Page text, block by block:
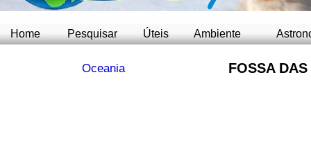
Home Pesquisar Úteis Ambiente
FOSSA
Oceania